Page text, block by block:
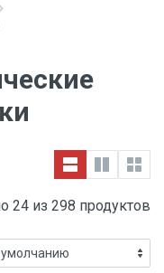
24 из 298 продуктов